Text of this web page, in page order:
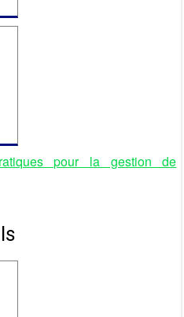
pour la gestion de